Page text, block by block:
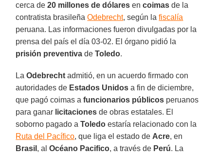
cerca de 20 millones de dólares encoimas de la
contratista brasileñaOdebrecht, según lafiscalía
peruana. Las informaciones fueron divulgadas por la
prensa del país el día 03-02. El órgano pidió la
prisión preventiva deToledo.
LaOdebrecht admitió, en un acuerdo firmado con
autoridades de Estados Unidos a fin de diciembre,
que pagó coimas afuncionarios públicos peruanos
para ganar licitaciones de obras estatales. El
soborno pagado aToledo estaría relacionado con la
Ruta del Pacífico, que liga el estado de Acre, en
Brasil , alOcéano Pacifico, a través de Perú. La